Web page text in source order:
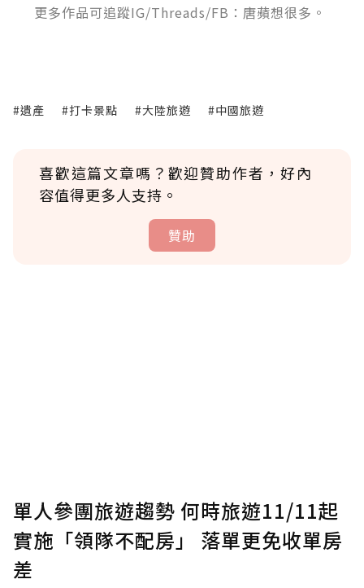
更多作品可追蹤IG/Threads/FB：唐蘋想很多。
#遺產 #打卡景點 #大陸旅遊 #中國旅遊
喜歡這篇文章嗎？歡迎贊助作者，好內
容值得更多人支持。
贊助
確認送出
單人參團旅遊趨勢 何時旅遊11/11起
實施「領隊不配房」 落單更免收單房
差